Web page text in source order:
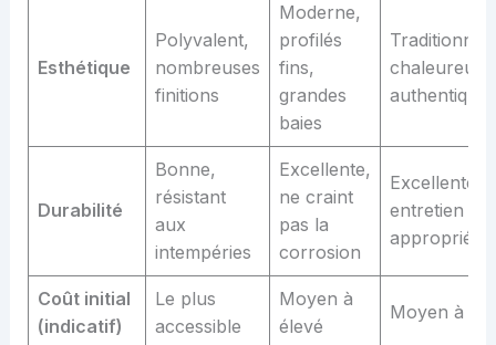
Esthétique
Polyvalent,
nombreuses
finitions
Moderne,
profilés
fins,
grandes
baies
Traditionnel,
chaleureux,
authentique
Durabilité
Bonne,
résistant
aux
intempéries
Excellente,
ne craint
pas la
corrosion
Excellente
entretien
approprié
Coût initial
(indicatif)
Le plus
accessible
Moyen à
élevé
Moyen à